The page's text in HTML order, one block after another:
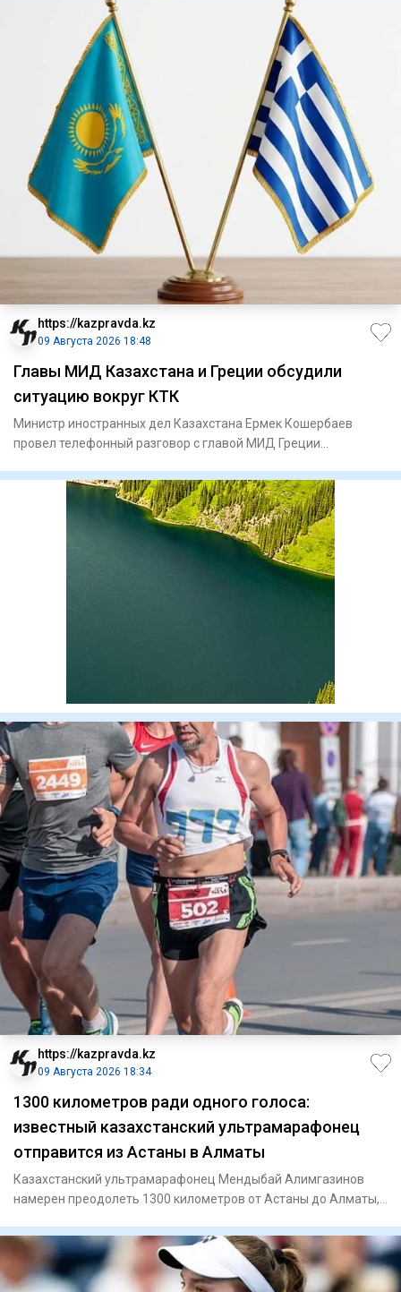
https://kazpravda.kz
09 Августа 2026 18:48
Главы МИД Казахстана и Греции обсудили
ситуацию вокруг КТК
Министр иностранных дел Казахстана Ермек Кошербаев
провел телефонный разговор с главой МИД Греции
https://kazpravda.kz
09 Августа 2026 18:34
1300 километров ради одного голоса:
известный казахстанский ультрамарафонец
отправится из Астаны в Алматы
Казахстанский ультрамарафонец Мендыбай Алимгазинов
намерен преодолеть 1300 километров от Астаны до Алматы,